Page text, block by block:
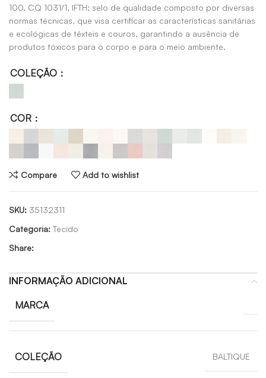
100, CQ 1031/1, IFTH: selo de qualidade composto por diversas
normas técnicas, que visa certificar as características sanitárias
e ecológicas de têxteis e couros, garantindo a ausência de
produtos tóxicos para o corpo e para o meio ambiente.
COLEÇÃO
COR
Compare Add to wishlist
SKU: 35132311
Categoria: Tecido
Share:
INFORMAÇÃO ADICIONAL
MARCA
COLEÇÃO BALTIQUE